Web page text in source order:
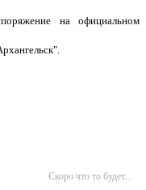
на официальном
Скоро что то будет...